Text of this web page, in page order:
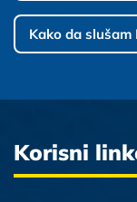
Kako da slušam
Korisni